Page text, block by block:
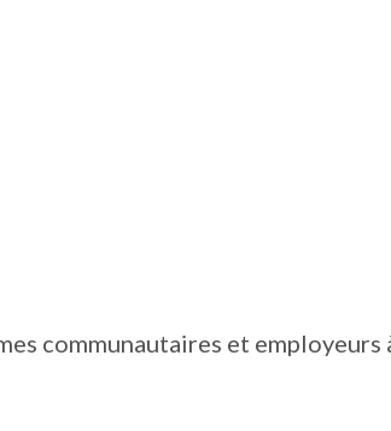
communautaires et employeurs